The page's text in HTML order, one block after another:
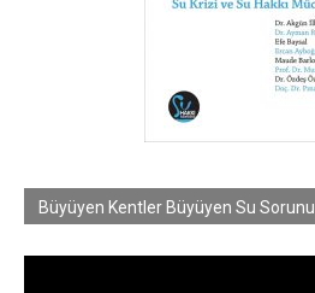
Büyüyen Kentler Büyüyen Su Sorunu